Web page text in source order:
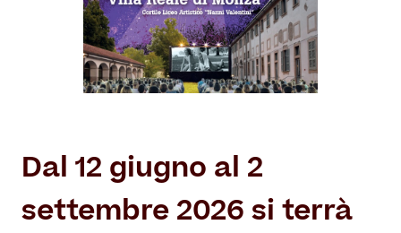
Museo per tutti
Land Art
Le Stagioni del Parco
Dove mangiare
Servizi
Il Consorzio
Chi siamo
Gestione della Reggia
Amministrazione trasparente
Masterplan
Overview
Matrimoni in Villa Reale
Sving
Dal 12 giugno al 2
settembre 2026 si terrà